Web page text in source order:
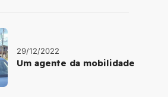
29/12/2022
Um agente da mobilidade